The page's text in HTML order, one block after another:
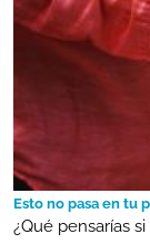
Esto no pasa en tu
¿Qué pensarías